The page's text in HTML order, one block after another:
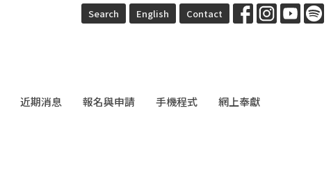
Search English Contact
近期消息 報名與申請 手機程式 網上奉獻